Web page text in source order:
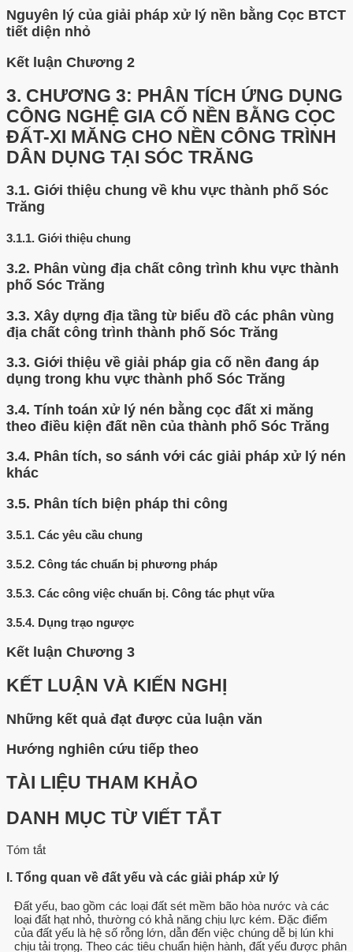
Nguyên lý của giải pháp xử lý nền bằng Cọc BTCT
tiết diện nhỏ
Kết luận Chương 2
3. CHƯƠNG 3: PHÂN TÍCH ỨNG DỤNG
CÔNG NGHỆ GIA CỐ NỀN BẰNG CỌC
ĐẤT-XI MĂNG CHO NỀN CÔNG TRÌNH
DÂN DỤNG TẠI SÓC TRĂNG
3.1. Giới thiệu chung về khu vực thành phố Sóc
Trăng
3.1.1. Giới thiệu chung
3.2. Phân vùng địa chất công trình khu vực thành
phố Sóc Trăng
3.3. Xây dựng địa tầng từ biểu đồ các phân vùng
địa chất công trình thành phố Sóc Trăng
3.3. Giới thiệu về giải pháp gia cố nền đang áp
dụng trong khu vực thành phố Sóc Trăng
3.4. Tính toán xử lý nén bằng cọc đất xi măng
theo điều kiện đất nền của thành phố Sóc Trăng
3.4. Phân tích, so sánh với các giải pháp xử lý nén
khác
3.5. Phân tích biện pháp thi công
3.5.1. Các yêu cầu chung
3.5.2. Công tác chuẩn bị phương pháp
3.5.3. Các công việc chuẩn bị. Công tác phụt vữa
3.5.4. Dụng trạo ngược
Kết luận Chương 3
KẾT LUẬN VÀ KIẾN NGHỊ
Những kết quả đạt được của luận văn
Hướng nghiên cứu tiếp theo
TÀI LIỆU THAM KHẢO
DANH MỤC TỪ VIẾT TẮT
Tóm tắt
I. Tổng quan về đất yếu và các giải pháp xử lý
Đất yếu, bao gồm các loại đất sét mềm bão hòa nước và các
loại đất hạt nhỏ, thường có khả năng chịu lực kém. Đặc điểm
của đất yếu là hệ số rỗng lớn, dẫn đến việc chúng dễ bị lún khi
chịu tải trọng. Theo các tiêu chuẩn hiện hành, đất yếu được phân